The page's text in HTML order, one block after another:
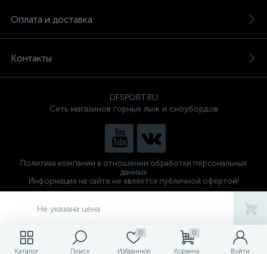
Каталог Поиск
0
Избранное
0
Корзина Войти
Не указана цена
Оплата и доставка
Контакты
DFSPORT.RU
Сеть магазинов горных лыж и сноубордов
Политика компании в отношении обработки персональных
данных
Информация на сайте не является публичной офертой!